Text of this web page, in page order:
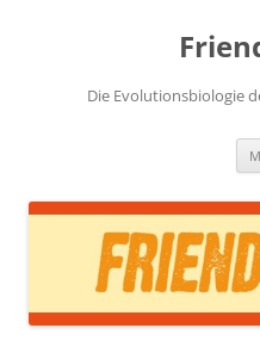
Die Evolutionsbiologie